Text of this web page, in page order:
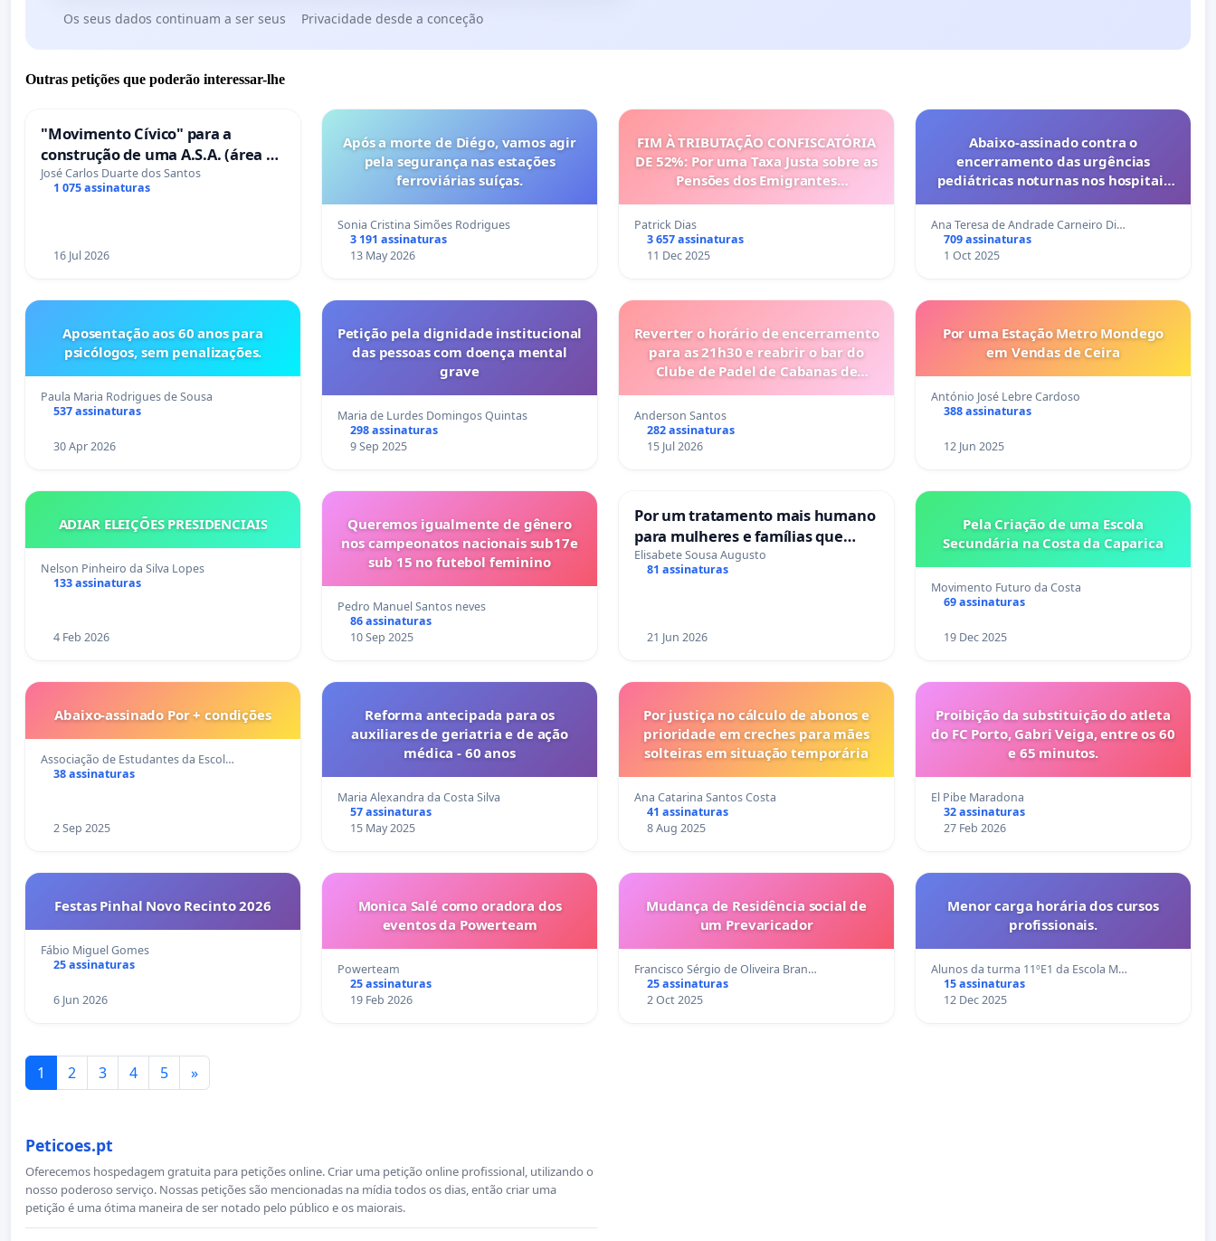
Os seus dados continuam a ser seus Privacidade desde a conceção
Outras petições que poderão interessar-lhe
"Movimento Cívico" para a
construção de uma A.S.A. (área de
serviços para autocaravanas) em
Coimbra
José Carlos Duarte dos Santos
1 075 assinaturas
16 Jul 2026
Após a morte de Diégo, vamos agir
pela segurança nas estações
ferroviárias suíças.
Sonia Cristina Simões Rodrigues
3 191 assinaturas
13 May 2026
FIM À TRIBUTAÇÃO CONFISCATÓRIA
DE 52%: Por uma Taxa Justa sobre as
Pensões dos Emigrantes
Patrick Dias
3 657 assinaturas
11 Dec 2025
Abaixo-assinado contra o
encerramento das urgências
pediátricas noturnas nos hospitais
Ana Teresa de Andrade Carneiro Di…
709 assinaturas
1 Oct 2025
Aposentação aos 60 anos para
psicólogos, sem penalizações.
Paula Maria Rodrigues de Sousa
537 assinaturas
30 Apr 2026
Petição pela dignidade institucional
das pessoas com doença mental
grave
Maria de Lurdes Domingos Quintas
298 assinaturas
9 Sep 2025
Reverter o horário de encerramento
para as 21h30 e reabrir o bar do
Clube de Padel de Cabanas de
Anderson Santos
282 assinaturas
15 Jul 2026
Por uma Estação Metro Mondego
em Vendas de Ceira
António José Lebre Cardoso
388 assinaturas
12 Jun 2025
ADIAR ELEIÇÕES PRESIDENCIAIS
Nelson Pinheiro da Silva Lopes
133 assinaturas
4 Feb 2026
Queremos igualmente de gênero
nos campeonatos nacionais sub17e
sub 15 no futebol feminino
Pedro Manuel Santos neves
86 assinaturas
10 Sep 2025
Por um tratamento mais humano
para mulheres e famílias que
sofrem uma perda gestacional
nos hospitais portugueses
Elisabete Sousa Augusto
81 assinaturas
21 Jun 2026
Pela Criação de uma Escola
Secundária na Costa da Caparica
Movimento Futuro da Costa
69 assinaturas
19 Dec 2025
Abaixo-assinado Por + condições
Associação de Estudantes da Escol…
38 assinaturas
2 Sep 2025
Reforma antecipada para os
auxiliares de geriatria e de ação
médica - 60 anos
Maria Alexandra da Costa Silva
57 assinaturas
15 May 2025
Por justiça no cálculo de abonos e
prioridade em creches para mães
solteiras em situação temporária
Ana Catarina Santos Costa
41 assinaturas
8 Aug 2025
Proibição da substituição do atleta
do FC Porto, Gabri Veiga, entre os 60
e 65 minutos.
El Pibe Maradona
32 assinaturas
27 Feb 2026
Festas Pinhal Novo Recinto 2026
Fábio Miguel Gomes
25 assinaturas
6 Jun 2026
Monica Salé como oradora dos
eventos da Powerteam
Powerteam
25 assinaturas
19 Feb 2026
Mudança de Residência social de
um Prevaricador
Francisco Sérgio de Oliveira Bran…
25 assinaturas
2 Oct 2025
Menor carga horária dos cursos
profissionais.
Alunos da turma 11ºE1 da Escola M…
15 assinaturas
12 Dec 2025
1 2 3 4 5 »
Peticoes.pt
Oferecemos hospedagem gratuita para petições online. Criar uma petição online profissional, utilizando o
nosso poderoso serviço. Nossas petições são mencionadas na mídia todos os dias, então criar uma
petição é uma ótima maneira de ser notado pelo público e os maiorais.